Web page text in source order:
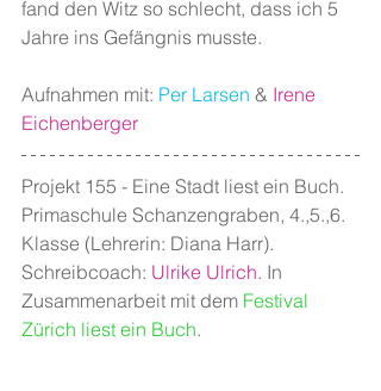
fand den Witz so schlecht, dass ich 5
Jahre ins Gefängnis musste.
Aufnahmen mit: Per Larsen & Irene
Eichenberger
Projekt 155 - Eine Stadt liest ein Buch.
Primaschule Schanzengraben, 4.,5.,6.
Klasse (Lehrerin: Diana Harr).
Schreibcoach: Ulrike Ulrich. In
Zusammenarbeit mit dem Festival
Zürich liest ein Buch.